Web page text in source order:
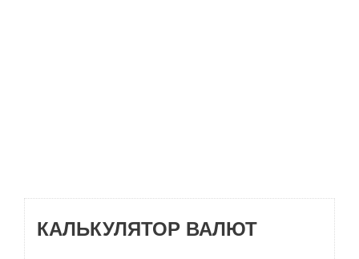
КАЛЬКУЛЯТОР ВАЛЮТ